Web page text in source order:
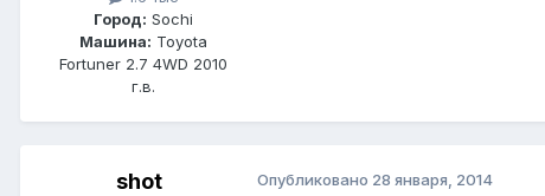
Город: Sochi
Машина: Toyota
Fortuner 2.7 4WD 2010
г.в.
shot Опубликовано 28 января, 2014